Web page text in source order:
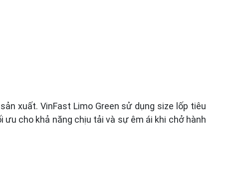
xuất. VinFast Limo Green sử dụng size lốp tiêu
cho khả năng chịu tải và sự êm ái khi chở hành